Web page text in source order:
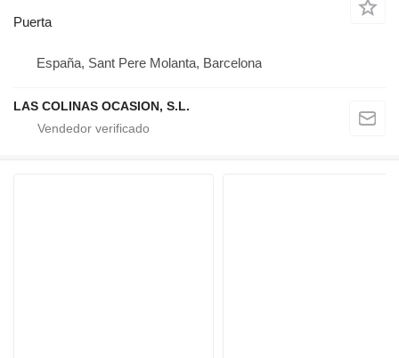
Puerta
España, Sant Pere Molanta, Barcelona
LAS COLINAS OCASION, S.L.